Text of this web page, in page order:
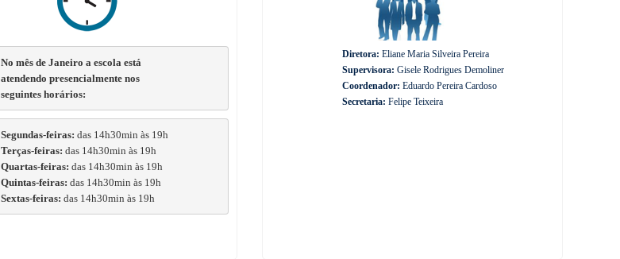
No mês de Janeiro a escola está
atendendo presencialmente nos
seguintes horários:
Segundas-feiras: das 14h30min às 19h
Terças-feiras: das 14h30min às 19h
Quartas-feiras: das 14h30min às 19h
Quintas-feiras: das 14h30min às 19h
Sextas-feiras: das 14h30min às 19h
Diretora: Eliane Maria Silveira Pereira
Supervisora: Gisele Rodrigues Demoliner
Coordenador: Eduardo Pereira Cardoso
Secretaria: Felipe Teixeira